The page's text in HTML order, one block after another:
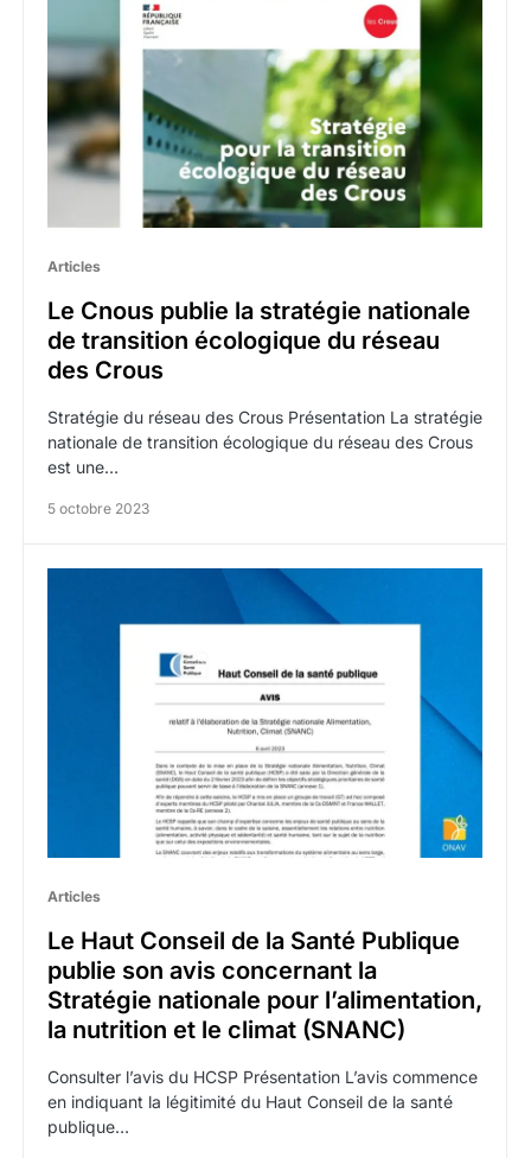
Articles
Le Cnous publie la stratégie nationale
de transition écologique du réseau
des Crous
Stratégie du réseau des Crous Présentation La stratégie
nationale de transition écologique du réseau des Crous
est une…
5 octobre 2023
Articles
Le Haut Conseil de la Santé Publique
publie son avis concernant la
Stratégie nationale pour l’alimentation,
la nutrition et le climat (SNANC)
Consulter l’avis du HCSP Présentation L’avis commence
en indiquant la légitimité du Haut Conseil de la santé
publique…